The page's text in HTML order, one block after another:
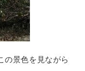
の景色を見ながら